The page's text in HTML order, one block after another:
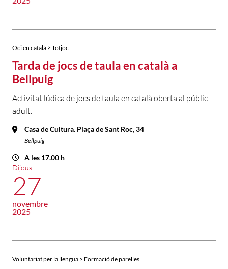
Oci en català > Totjoc
Tarda de jocs de taula en català a
Bellpuig
Activitat lúdica de jocs de taula en català oberta al públic
adult.
Casa de Cultura. Plaça de Sant Roc, 34
Bellpuig
A les 17.00 h
Dijous
27
novembre
2025
Voluntariat per la llengua > Formació de parelles